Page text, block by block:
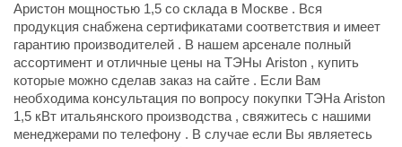
Аристон мощностью 1,5 со склада в Москве . Вся
продукция снабжена сертификатами соответствия и имеет
гарантию производителей . В нашем арсенале полный
ассортимент и отличные цены на ТЭНы Ariston , купить
которые можно сделав заказ на сайте . Если Вам
необходима консультация по вопросу покупки ТЭНа Ariston
1,5 кВт итальянского производства , свяжитесь с нашими
менеджерами по телефону . В случае если Вы являетесь